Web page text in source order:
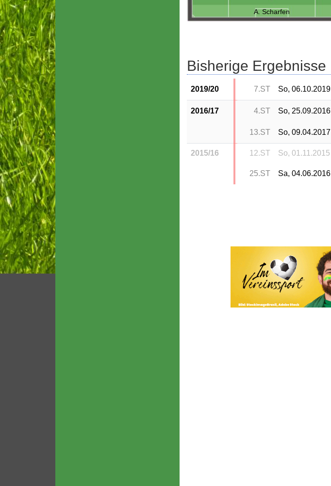
A. Scharfen
Bisherige Ergebnisse
2019/20 7.ST So, 06.10.2019
2016/17 4.ST So, 25.09.2016
13.ST So, 09.04.2017
2015/16 12.ST So, 01.11.2015
25.ST Sa, 04.06.2016